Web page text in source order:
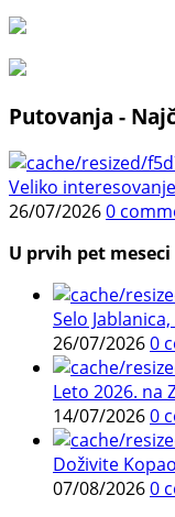
Putovanja -
Veliko
26/07/20260
U prvih pet
Selo
26/07/20260
Leto 2026. na
14/07/20260
Doživite
07/08/20260